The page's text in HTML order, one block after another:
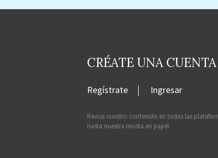
CRÉATE UNA
Regístrate Ingresar
Revisa nuestro contenido en todas las
hasta nuestra revista en papel.